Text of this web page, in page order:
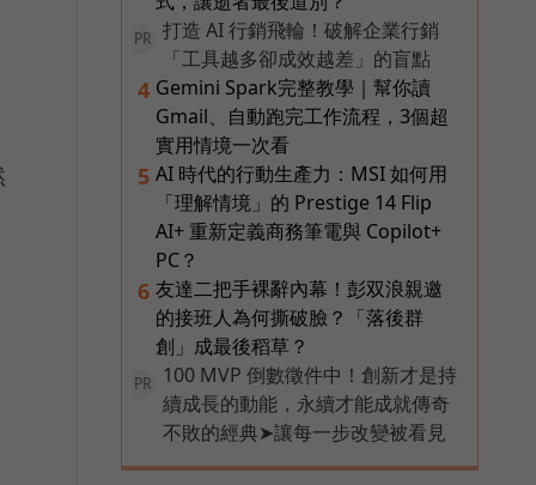
PR
打造 AI 行銷飛輪！破解企業行銷
「工具越多卻成效越差」的盲點
4 Gemini Spark完整教學｜幫你讀
Gmail、自動跑完工作流程，3個超
實用情境一次看
5 AI 時代的行動生產力：MSI 如何用
「理解情境」的 Prestige 14 Flip
AI+ 重新定義商務筆電與 Copilot+
PC？
6 友達二把手裸辭內幕！彭双浪親邀
的接班人為何撕破臉？「落後群
創」成最後稻草？
PR
100 MVP 倒數徵件中！創新才是持
續成長的動能，永續才能成就傳奇
不敗的經典➤讓每一步改變被看見